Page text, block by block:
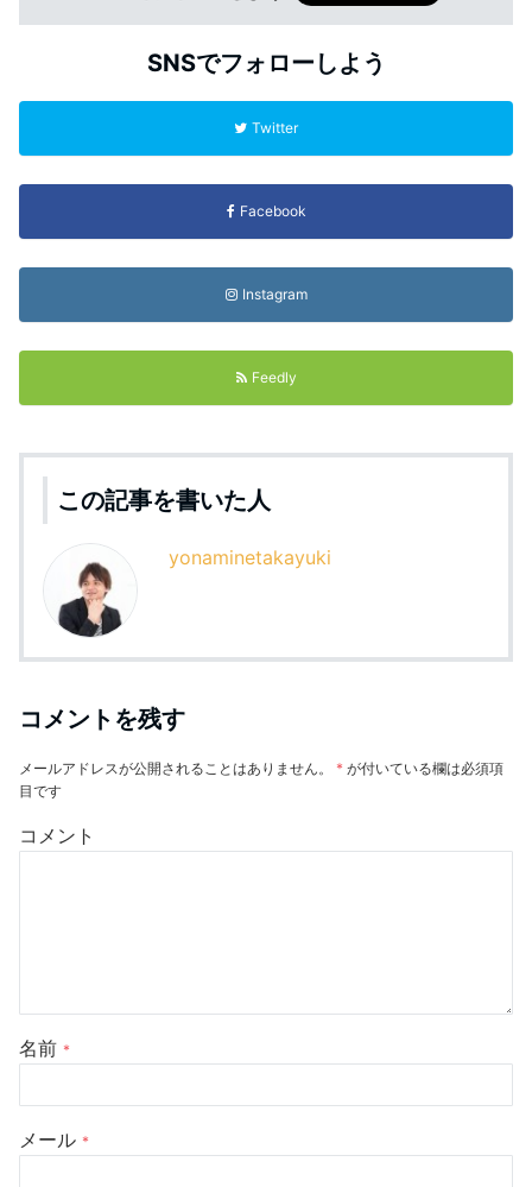
SNSでフォローしよう
Twitter
Facebook
Instagram
Feedly
この記事を書いた人
yonaminetakayuki
コメントを残す
メールアドレスが公開されることはありません。 * が付いている欄は必須項
目です
コメント
名前 *
メール *